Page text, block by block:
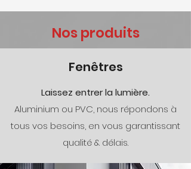
Nos produits
Fenêtres
Laissez entrer la lumière.
Aluminium ou PVC, nous répondons à
tous vos besoins, en vous garantissant
qualité & délais.